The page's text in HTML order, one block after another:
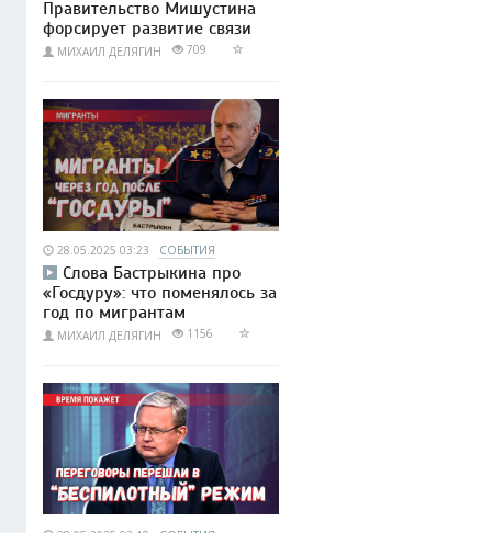
Правительство Мишустина
форсирует развитие связи
МИХАИЛ ДЕЛЯГИН 709
28.05.2025 03:23 СОБЫТИЯ
Слова Бастрыкина про
«Госдуру»: что поменялось за
год по мигрантам
МИХАИЛ ДЕЛЯГИН 1156